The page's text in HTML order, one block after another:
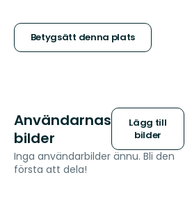
stjärnor
Betygsätt denna plats
Användarnas
bilder
Lägg till
bilder
Inga användarbilder ännu. Bli den
första att dela!